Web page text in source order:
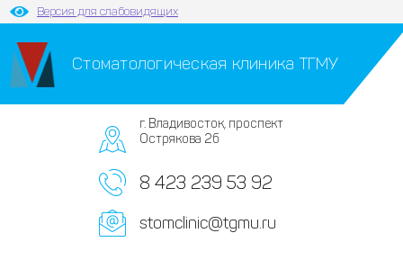
Версия для слабовидящих
Стоматологическая клиника ТГМУ
г. Владивосток, проспект
Острякова 2б
8 423 239 53 92
stomclinic@tgmu.ru